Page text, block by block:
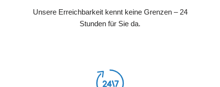
Unsere Erreichbarkeit kennt keine Grenzen – 24
Stunden für Sie da.